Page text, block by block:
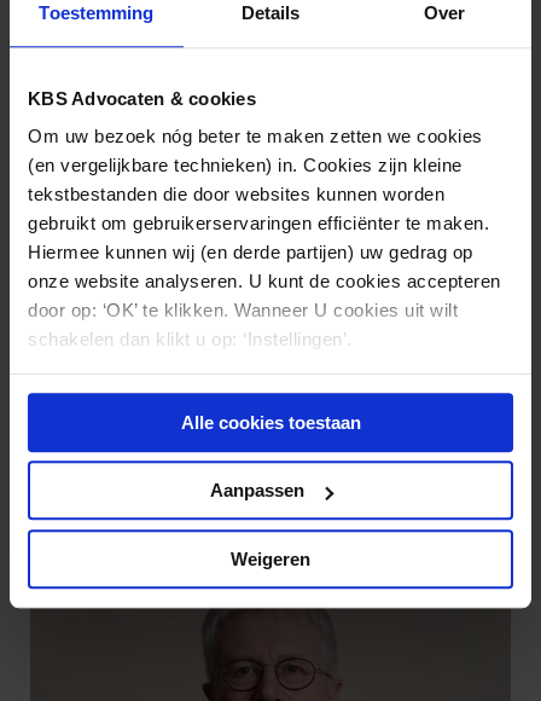
Toestemming Details Over
KBS Advocaten & cookies
Om uw bezoek nóg beter te maken zetten we cookies
(en vergelijkbare technieken) in. Cookies zijn kleine
tekstbestanden die door websites kunnen worden
gebruikt om gebruikerservaringen efficiënter te maken.
Hiermee kunnen wij (en derde partijen) uw gedrag op
onze website analyseren. U kunt de cookies accepteren
door op: ‘OK’ te klikken. Wanneer U cookies uit wilt
schakelen dan klikt u op: ‘Instellingen’.
Alle cookies toestaan
Aanpassen
Weigeren
(030) 21 22 811
n.haase@kbsadvocaten.nl